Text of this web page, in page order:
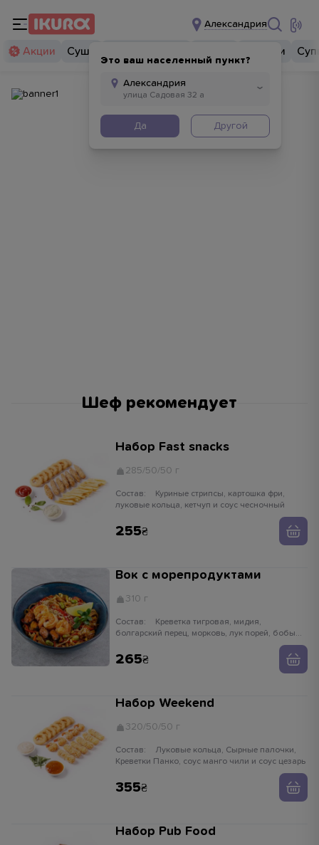
Александрия
Это ваш населенный пункт?
Да Другой
Акции Суши Закуски
Шеф рекомендует
Набор Fast snacks
285/50/50 г
Состав:
луковые кольца, кетчуп и соус чесночный
255
Вок с морепродуктами
310 г
Состав:
болгарский перец, морковь, лук порей, бобы
устричный соус, кунжут белый, лапша рисовая
265
Набор Weekend
320/50/50 г
Состав:
Креветки Панко, соус манго чили и соус цезарь
355
Набор Pub Food